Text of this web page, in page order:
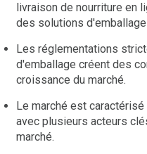
livraison de nourriture en
des solutions
Les réglementations
d'emballage créent des
croissance du marché.
Le marché est
avec plusieurs acteurs
marché.